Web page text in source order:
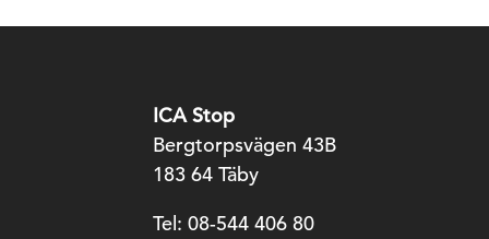
ICA Stop
Bergtorpsvägen 43B
183 64 Täby
Tel: 08-544 406 80